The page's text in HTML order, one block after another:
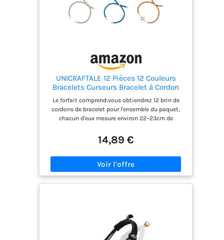
de créer des bijoux significatifs et beaux avec les
bracelets semi-finis pour vos professeurs,
collègues, amis, famille à Noël, Thanksgiving, fête
UNICRAFTALE 12 Pièces 12 Couleurs
Bracelets Curseurs Bracelet à Cordon
Torsadé en Nylon 22~23cm Bracelet
Réglable avec Apprêts Laiton Chaînes
de Bracelet pour Accessoires de
Fabrication de Bijoux
Le forfait comprend:vous obtiendrez 12 brin de
cordons de bracelet pour l'ensemble du paquet,
chacun d'eux mesure environ 22~23cm de
couleurs, répondre à vos différents besoins de
port. Bracelet réglable:notre bracelet est réglable.
chaîne de la boîte, tenant fermement le bracelet à
la longueur que vous désirez, ajuster pour
à porter, solide, et ne se décolore pas facilement,
suffisant pour une longue durée de vie. Facile à
utiliser:il suffit de mettre de jolies perles,
14,89 €